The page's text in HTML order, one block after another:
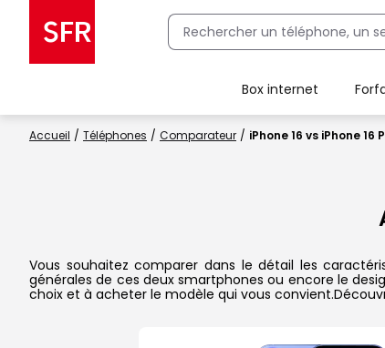
Box internet
Accueil Téléphones Comparateur iPhone 16 vs iPhone 16
Vous souhaitez comparer dans le détail les
générales de ces deux smartphones ou encore le
choix et à acheter le modèle qui vous